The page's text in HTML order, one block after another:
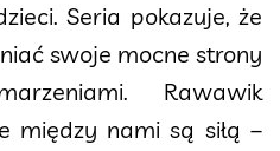
Seria pokazuje, że
swoje mocne strony
Rawawik
między nami są siłą –